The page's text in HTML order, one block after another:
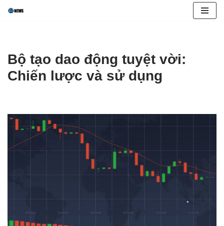
content
Bộ tạo dao động tuyệt vời:
Chiến lược và sử dụng